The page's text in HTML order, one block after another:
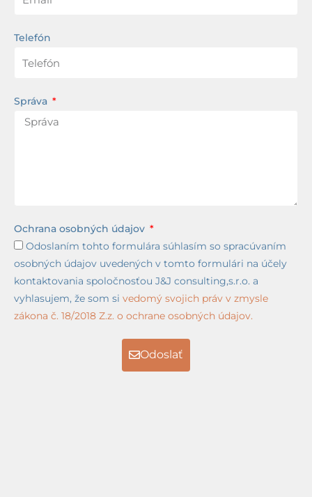
Telefón
Správa
Ochrana osobných údajov
Odoslaním tohto formulára súhlasím so spracúvaním
osobných údajov uvedených v tomto formulári na účely
kontaktovania spoločnosťou J&J consulting,s.r.o. a
vyhlasujem, že som si vedomý svojich práv v zmysle
zákona č. 18/2018 Z.z. o ochrane osobných údajov.
Odoslať